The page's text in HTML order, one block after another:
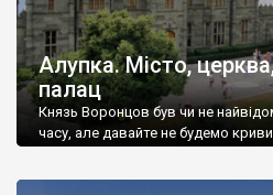
Алупка. Місто,
палац
Князь Воронцов був чи не
часу, але давайте не будемо